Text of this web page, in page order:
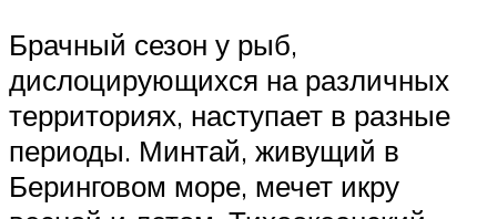
Брачный сезон у рыб,
дислоцирующихся на различных
территориях, наступает в разные
периоды. Минтай, живущий в
Беринговом море, мечет икру